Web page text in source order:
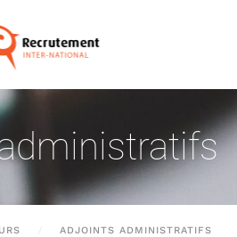
ADJOINTS ADMINISTRATIFS